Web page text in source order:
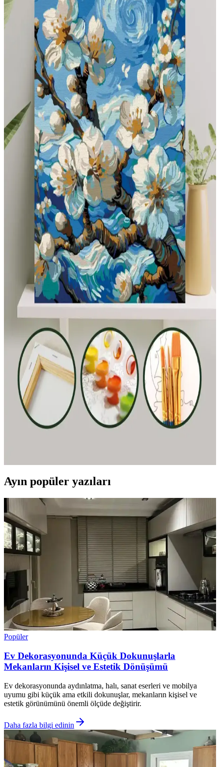
Estetik Dekorasyon Yöntemleri
Dar ve çok amaçlı mekanlarda doğru mobilya seçimi, renk kullanımı
ve depolama çözümleriyle hem işlevsel hem estetik yaşam alanları
oluşturmak mümkündür. Mekanın amacı ve çocuk oyun alanları
dikkate alınmalıdır.
Perde Uzunluğu Seçiminde Estetik ve Pratik
Dengenin Önemi
Perde uzunluğu, estetik ve işlevselliği etkileyen önemli bir unsurdur.
Yere değen perdeler şık görünse de, evcil hayvan ve çocuklu evlerde
kısa perdeler temizlik ve dayanıklılık açısından avantaj sağlar.
Çocuklu Evler İçin Koridor Dekorasyonunda
Güvenlik ve Estetik Çözümler
Çocuklu evlerde koridor dekorasyonunda güvenlik ve estetik ön
plandadır. Dayanıklı malzemeler, sıcak renkler ve fonksiyonel
mobilyalarla hem güvenli hem şık alanlar yaratılır.
Tryon Kidz Çocuk Kaleci Eldiveni Sarı: Dayanıklı
ve Konforlu Spor Ekipmanı
Tryon Kidz Sarı çocuk kaleci eldiveni, dayanıklı malzemeleri ve
ayarlanabilir yapısıyla güvenli ve konforlu futbol deneyimi sunar.
Uzun ömürlü ve esnek tasarımıyla sahada fark yaratır.
Çocuklar İçin Boyama ve Eğlence Setleri
Karşılaştırması En İyi Seçenekler ve Özellikler
İki popüler çocuk boyama kitabı ve etkinlik setinin detaylı
yardımcı oluyoruz.
Stabilo Point 88 İnce Keçe Uçlu Kalem: Renkli
Yazım ve Çizim İçin Yüksek Performanslı Kalem
Stabilo Point 88, canlı renkleri, dayanıklı yapısı ve güvenli
tasarımıyla okul ve sanat projeleri için ideal ince keçe uçlu kalemdir.
Palmiye Hobi Sanat ve Wombhobby Neo Felsefe
Sayılarla Boyama Setlerinin Karşılaştırması
İki farklı sayılarla boyama seti olan Palmiye Hobi Sanat ve
Ayın popüler yazıları
Popüler
Ev Dekorasyonunda Küçük Dokunuşlarla
Mekanların Kişisel ve Estetik Dönüşümü
Ev dekorasyonunda aydınlatma, halı, sanat eserleri ve mobilya
uyumu gibi küçük ama etkili dokunuşlar, mekanların kişisel ve
estetik görünümünü önemli ölçüde değiştirir.
Daha fazla bilgi edinin